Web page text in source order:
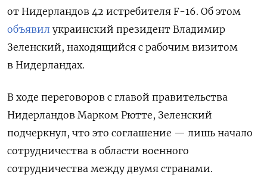
от Нидерландов 42 истребителя F-16. Об этом
объявил украинский президент Владимир
Зеленский, находящийся с рабочим визитом
в Нидерландах.
В ходе переговоров с главой правительства
Нидерландов Марком Рютте, Зеленский
подчеркнул, что это соглашение — лишь начало
сотрудничества в области военного
сотрудничества между двумя странами.